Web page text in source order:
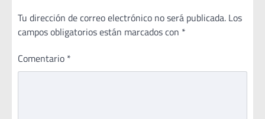
Tu dirección de correo electrónico no será publicada. Los
campos obligatorios están marcados con *
Comentario *